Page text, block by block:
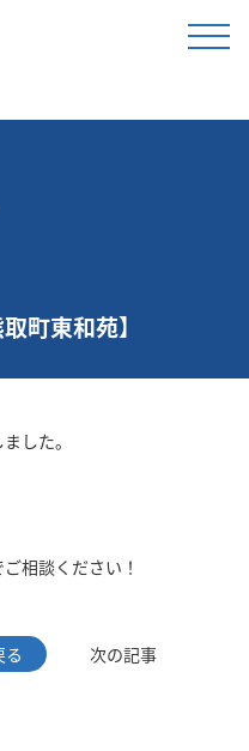
町東和苑】
した。
相談ください！
る 次の記事